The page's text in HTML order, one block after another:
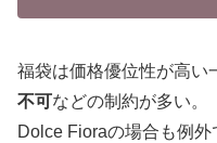
福袋は価格優位性が高い
不可などの制約が多い。
Dolce Fioraの場合も例